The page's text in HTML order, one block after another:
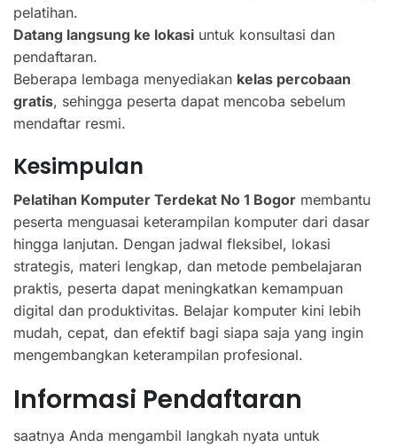
pelatihan.
Datang langsung ke lokasi untuk konsultasi dan
pendaftaran.
Beberapa lembaga menyediakan kelas percobaan
gratis, sehingga peserta dapat mencoba sebelum
mendaftar resmi.
Kesimpulan
Pelatihan Komputer Terdekat No 1 Bogor membantu
peserta menguasai keterampilan komputer dari dasar
hingga lanjutan. Dengan jadwal fleksibel, lokasi
strategis, materi lengkap, dan metode pembelajaran
praktis, peserta dapat meningkatkan kemampuan
digital dan produktivitas. Belajar komputer kini lebih
mudah, cepat, dan efektif bagi siapa saja yang ingin
mengembangkan keterampilan profesional.
Informasi Pendaftaran
saatnya Anda mengambil langkah nyata untuk